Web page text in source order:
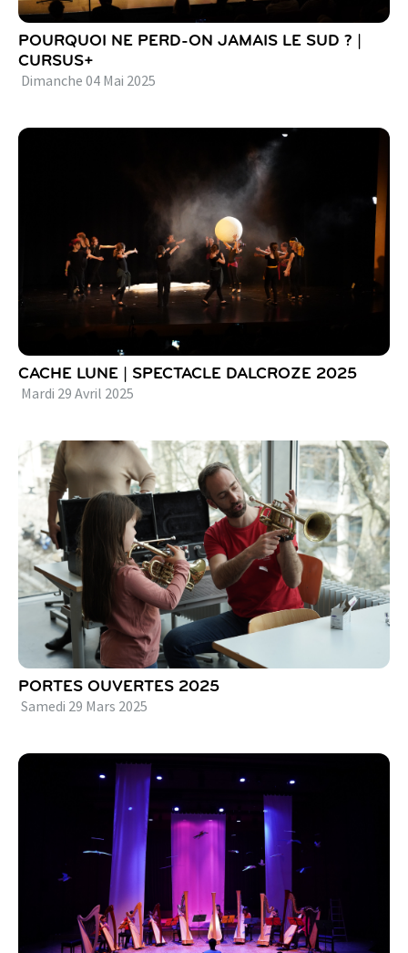
POURQUOI NE PERD-ON JAMAIS LE SUD ? |
CURSUS+
Dimanche 04 Mai 2025
CACHE LUNE | SPECTACLE DALCROZE 2025
Mardi 29 Avril 2025
PORTES OUVERTES 2025
Samedi 29 Mars 2025